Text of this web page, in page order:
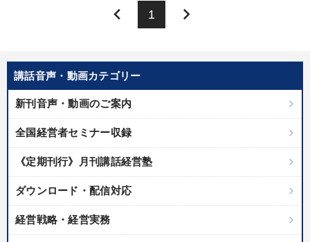
講話音声・動画カテゴリー
新刊音声・動画のご案内
全国経営者セミナー収録
《定期刊行》月刊講話経営塾
ダウンロード・配信対応
経営戦略・経営実務
keyboard_arrow_left 1 keyboard_arrow_right